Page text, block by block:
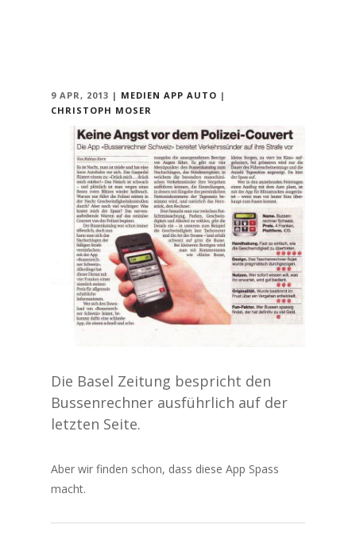
9 APR, 2013 | MEDIEN APP AUTO |
CHRISTOPH MOSER
Die Basel Zeitung bespricht den
Bussenrechner ausführlich auf der
letzten Seite.
Aber wir finden schon, dass diese App Spass
macht.